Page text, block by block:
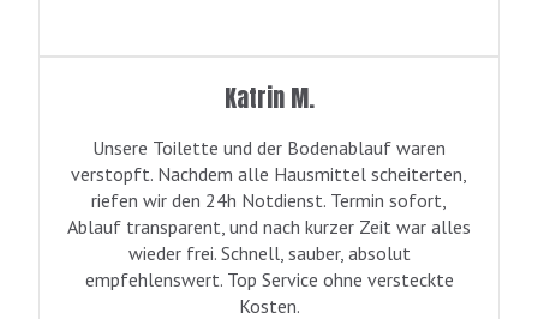
Katrin M.
Unsere Toilette und der Bodenablauf waren
verstopft. Nachdem alle Hausmittel scheiterten,
riefen wir den 24h Notdienst. Termin sofort,
Ablauf transparent, und nach kurzer Zeit war alles
wieder frei. Schnell, sauber, absolut
empfehlenswert. Top Service ohne versteckte
Kosten.